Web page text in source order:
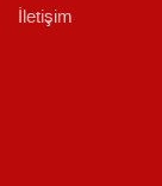
İletişim